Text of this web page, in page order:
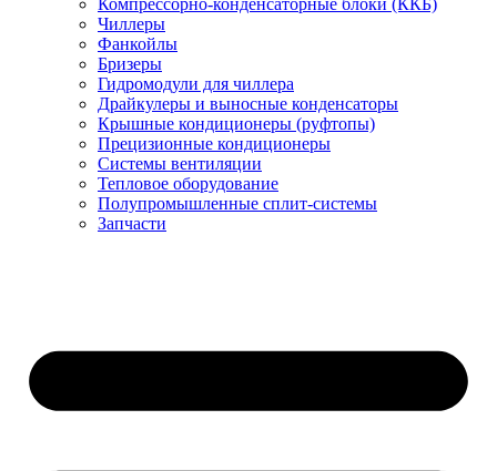
Компрессорно-конденсаторные блоки (ККБ)
Чиллеры
Фанкойлы
Бризеры
Гидромодули для чиллера
Драйкулеры и выносные конденсаторы
Крышные кондиционеры (руфтопы)
Прецизионные кондиционеры
Системы вентиляции
Тепловое оборудование
Полупромышленные сплит-системы
Запчасти